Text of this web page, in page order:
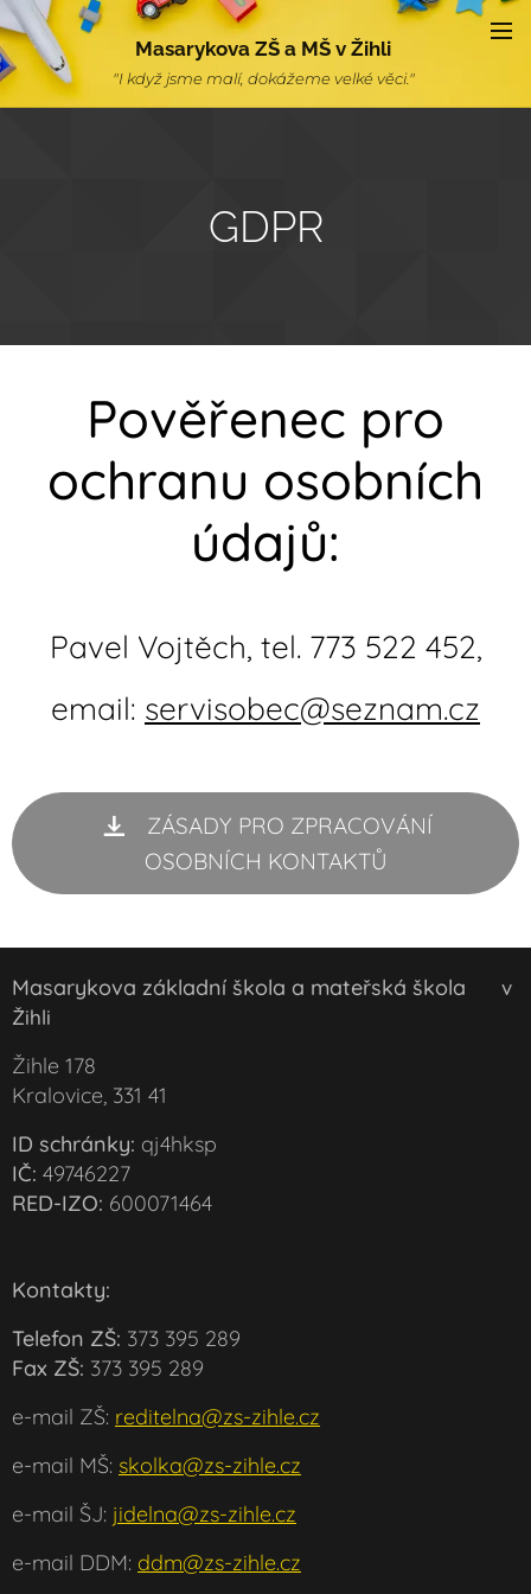
Masarykova ZŠ a MŠ v Žihli
"I když jsme malí, dokážeme velké věci."
GDPR
Pověřenec pro
ochranu osobních
údajů:
Pavel Vojtěch, tel. 773 522 452,
email: servisobec@seznam.cz
ZÁSADY PRO ZPRACOVÁNÍ
OSOBNÍCH KONTAKTŮ
Masarykova základní škola a mateřská škola v
Žihli
Žihle 178
Kralovice, 331 41
ID schránky: qj4hksp
IČ: 49746227
RED-IZO: 600071464
Kontakty:
Telefon ZŠ: 373 395 289
Fax ZŠ: 373 395 289
e-mail ZŠ: reditelna@zs-zihle.cz
e-mail MŠ: skolka@zs-zihle.cz
e-mail ŠJ: jidelna@zs-zihle.cz
e-mail DDM: ddm@zs-zihle.cz